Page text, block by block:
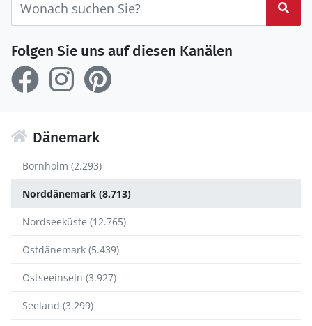
Folgen Sie uns auf diesen Kanälen
Dänemark
Bornholm (2.293)
Norddänemark (8.713)
Nordseeküste (12.765)
Ostdänemark (5.439)
Ostseeinseln (3.927)
Seeland (3.299)